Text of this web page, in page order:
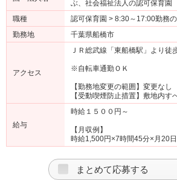
ぶ、社会福祉法人の認可保育園
職種
認可保育園 > 8:30～17:00勤務
勤務地
千葉県船橋市
アクセス
ＪＲ総武線「東船橋駅」より徒
※自転車通勤ＯＫ
【勤務地変更の範囲】変更なし
【受動喫煙防止措置】敷地内す
給与
時給１５００円～
【月収例】
時給1,500円×7時間45分×月20
まとめて応募する